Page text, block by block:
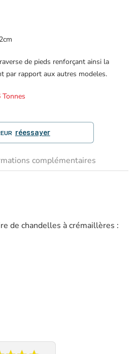
de pieds renforçant ainsi la
par rapport aux autres modeles.
Tonnes
réessayer
complémentaires
de chandelles à crémaillères :